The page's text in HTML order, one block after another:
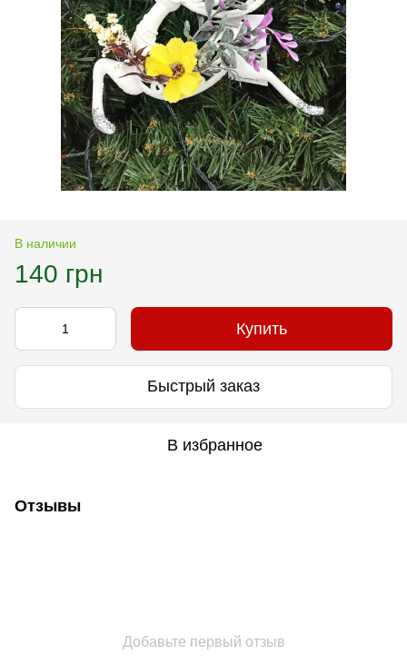
В наличии
140 грн
Купить
Быстрый заказ
В избранное
Отзывы
Добавьте первый отзыв